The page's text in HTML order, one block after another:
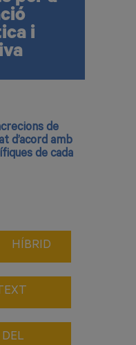
i
útil com a
diagnòstic.
o situacions
de
d’acord amb
de cada
HÍBRID
DEL